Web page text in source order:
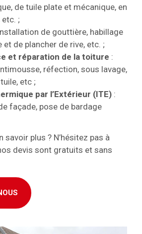
de tuile plate et mécanique, en
;
de gouttière, habillage
et de plancher de rive, etc. ;
et réparation de la toiture :
réfection, sous lavage,
etc ;
par l’Extérieur (ITE) :
façade, pose de bardage
savoir plus ? N’hésitez pas à
devis sont gratuits et sans